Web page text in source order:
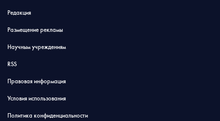
Редакция
Размещение рекламы
Научным учреждениям
RSS
Правовая информация
Условия использования
Политика конфиденциальности